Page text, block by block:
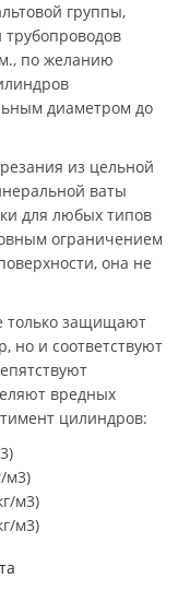
группы,
по желанию
диаметром до
из цельной
ваты
для любых типов
ограничением
она не
только защищают
но и соответствуют
вредных
цилиндров:
м3)
м3)
м3)